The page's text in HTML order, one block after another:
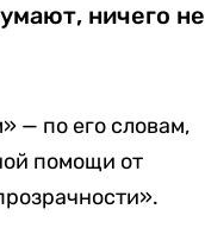
ничего не
— по его словам,
помощи от